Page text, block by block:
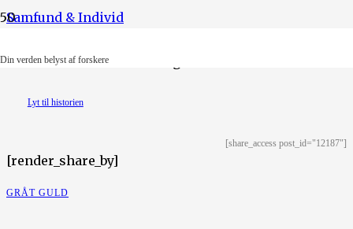
Din verden belyst af forskere
Samfund & Individ
Illustration: Ruth-Anne Degn Dausell
Lyt til historien
[share_access post_id="12187"]
[render_share_by]
GRÅT GULD